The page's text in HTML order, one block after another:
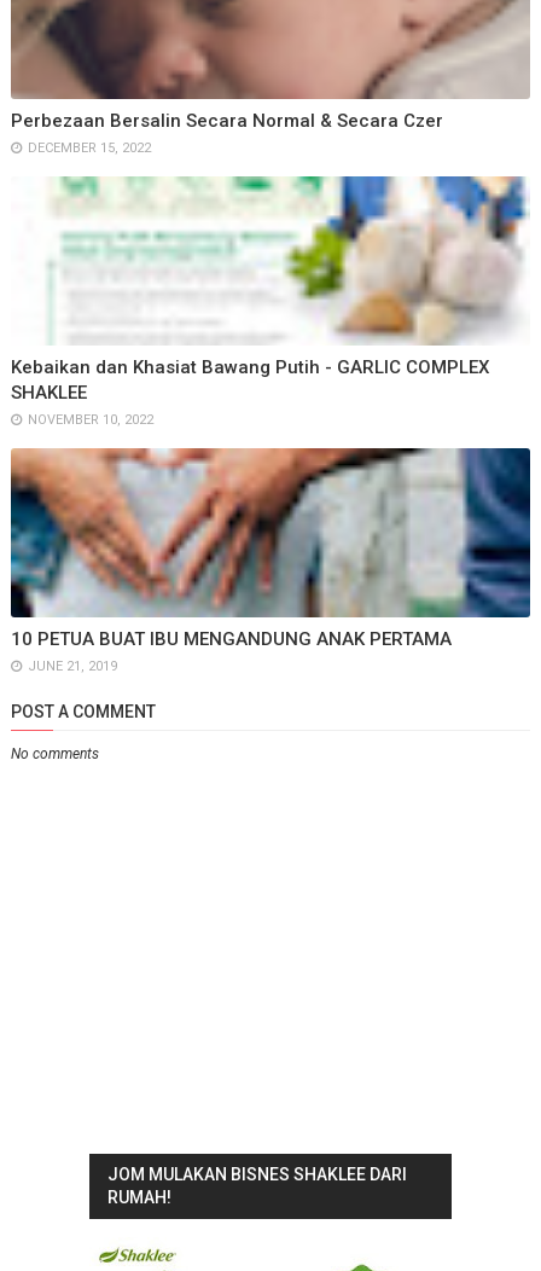
Perbezaan Bersalin Secara Normal & Secara Czer
DECEMBER 15, 2022
Kebaikan dan Khasiat Bawang Putih - GARLIC COMPLEX
SHAKLEE
NOVEMBER 10, 2022
10 PETUA BUAT IBU MENGANDUNG ANAK PERTAMA
JUNE 21, 2019
POST A COMMENT
No comments
JOM MULAKAN BISNES SHAKLEE DARI
RUMAH!